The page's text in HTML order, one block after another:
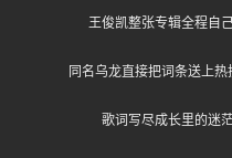
王俊凯整张专辑全程自
同名乌龙直接把词条送上
歌词写尽成长里的迷